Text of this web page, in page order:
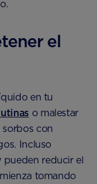
el
en tu
o malestar
con
Incluso
pueden reducir el
tomando